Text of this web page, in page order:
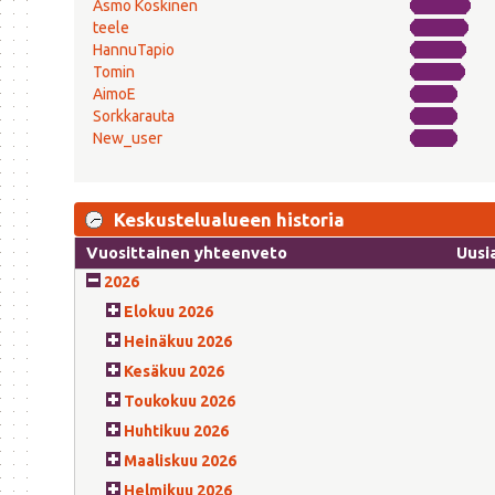
Asmo Koskinen
teele
HannuTapio
Tomin
AimoE
Sorkkarauta
New_user
Keskustelualueen historia
Vuosittainen yhteenveto
2026
Elokuu 2026
Heinäkuu 2026
Kesäkuu 2026
Toukokuu 2026
Huhtikuu 2026
Maaliskuu 2026
Helmikuu 2026